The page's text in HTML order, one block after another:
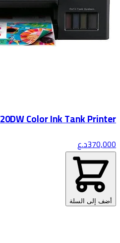
Color Ink Tank Printer
370,000د.ع
أضف إلى السلة